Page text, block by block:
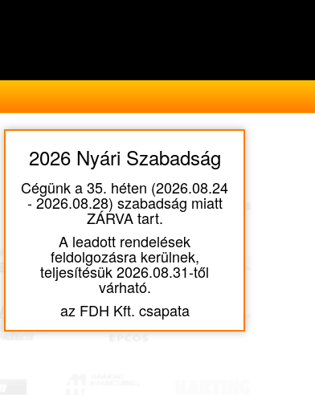
2026 Nyári Szabadság
Cégünk a 35. héten (2026.08.24
- 2026.08.28) szabadság miatt
ZÁRVA tart.
A leadott rendelések
feldolgozásra kerülnek,
teljesítésük 2026.08.31-től
várható.
az FDH Kft. csapata